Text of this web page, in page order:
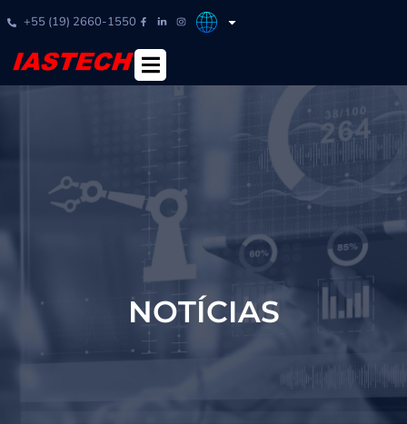
+55 (19) 2660-1550
NOTÍCIAS